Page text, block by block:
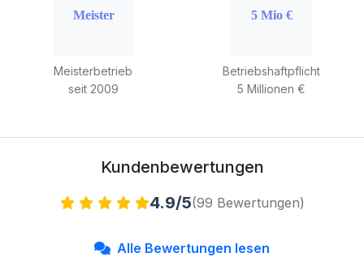
Meisterbetrieb
seit 2009
Betriebshaftpflicht
5 Millionen €
Kundenbewertungen
4.9/5(99 Bewertungen)
Alle Bewertungen lesen